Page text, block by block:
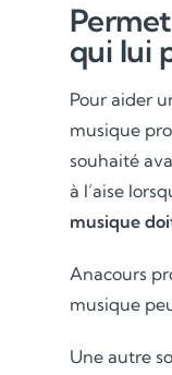
qui lui
Pour aider
musique
souhaité
à l’aise
musique
Anacours
musique
Une autre